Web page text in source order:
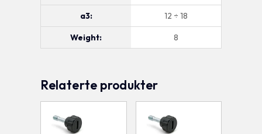
a3: 12 ÷ 18
Weight: 8
Relaterte produkter